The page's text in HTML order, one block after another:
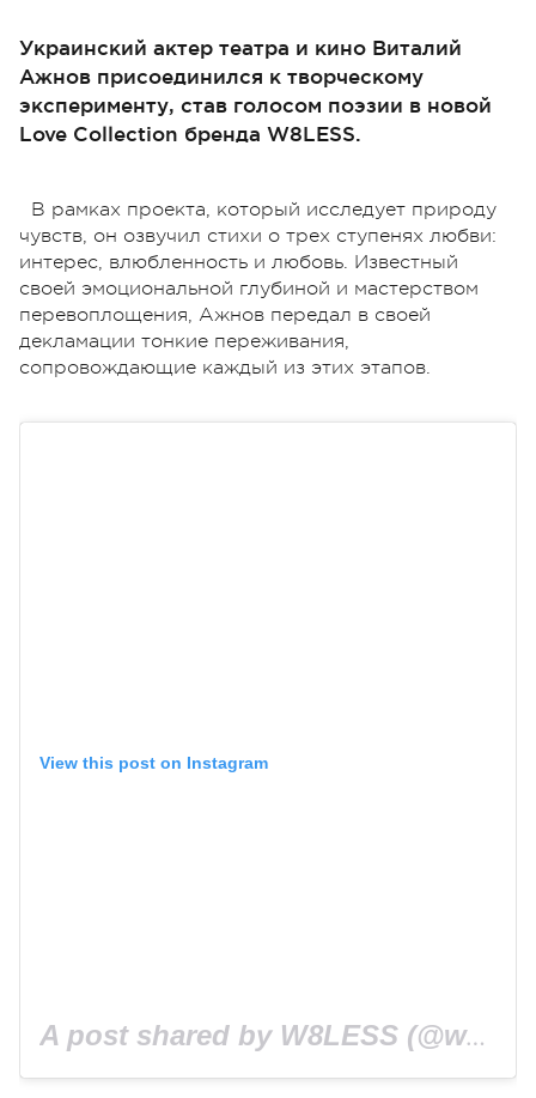
Украинский актер театра и кино Виталий
Ажнов присоединился к творческому
эксперименту, став голосом поэзии в новой
Love Collection бренда W8LESS.
В рамках проекта, который исследует природу
чувств, он озвучил стихи о трех ступенях любви:
интерес, влюбленность и любовь. Известный
своей эмоциональной глубиной и мастерством
перевоплощения, Ажнов передал в своей
декламации тонкие переживания,
сопровождающие каждый из этих этапов.
View this post on Instagram
A post shared by W8LESS (@w8lessukraine)